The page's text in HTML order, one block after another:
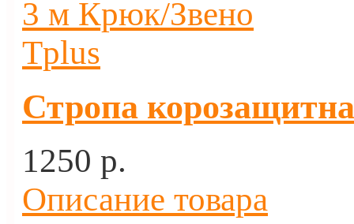
Стропа
1250 p.
Описание товара